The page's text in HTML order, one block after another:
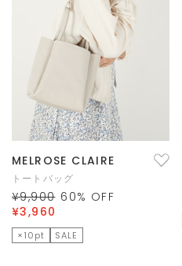
MELROSE CLAIRE
トートバッグ
¥9,900 60% OFF
¥3,960
×10pt SALE